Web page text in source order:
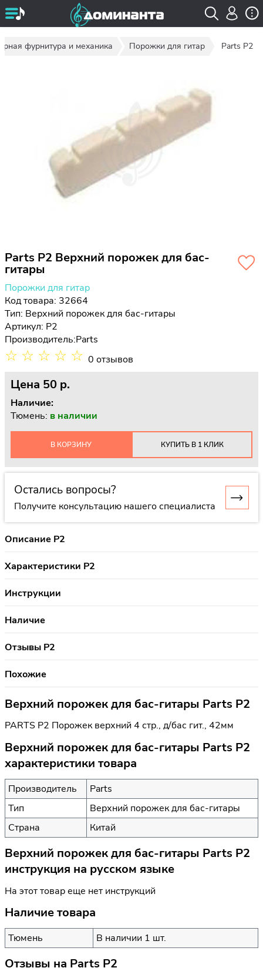
фурнитура и механика Порожки для гитар Parts P2
Parts P2 Верхний порожек для бас-
гитары
Порожки для гитар
Код товара: 32664
Тип: Верхний порожек для бас-гитары
Артикул: P2
Производитель:Parts
☆ ☆ ☆ ☆ ☆ 0 отзывов
Цена 50 p.
Наличие:
Тюмень: в наличии
В КОРЗИНУ КУПИТЬ В 1 КЛИК
Остались вопросы?
Получите консультацию нашего специалиста
Описание P2
Характеристики P2
Инструкции
Наличие
Отзывы P2
Похожие
Верхний порожек для бас-гитары Parts P2
PARTS P2 Порожек верхний 4 стр., д/бас гит., 42мм
Верхний порожек для бас-гитары Parts P2
характеристики товара
Производитель
Parts
Тип
Верхний порожек для бас-гитары
Страна
Китай
Верхний порожек для бас-гитары Parts P2
инструкция на русском языке
На этот товар еще нет инструкций
Наличие товара
Тюмень В наличии 1 шт.
Отзывы на Parts P2